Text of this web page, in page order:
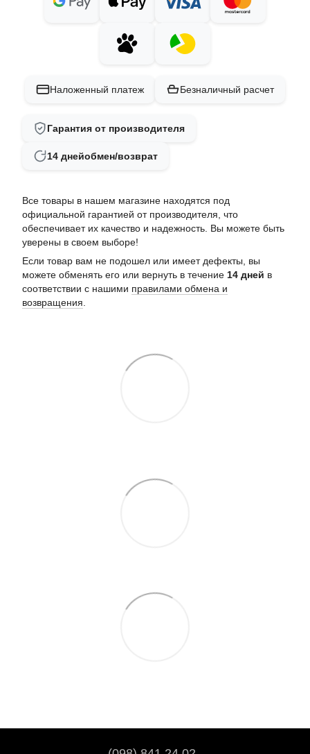
Наложенный платеж Безналичный расчет
Гарантия от производителя
14 днейобмен/возврат
Все товары в нашем магазине находятся под
официальной гарантией от производителя, что
обеспечивает их качество и надежность. Вы можете быть
уверены в своем выборе!
Если товар вам не подошел или имеет дефекты, вы
можете обменять его или вернуть в течение 14 дней в
соответствии с нашими правилами обмена и
возвращения